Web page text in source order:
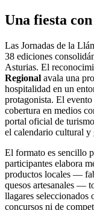
Una fiesta
Las Jornadas de la
38 ediciones
Asturias. El
Regional avala una
hospitalidad en un
protagonista. El
cobertura en medios
portal oficial de
el calendario cultural y
El formato es sencillo
participantes elabora
productos locales —
quesos artesanales —
llagares seleccionados
concursos ni de